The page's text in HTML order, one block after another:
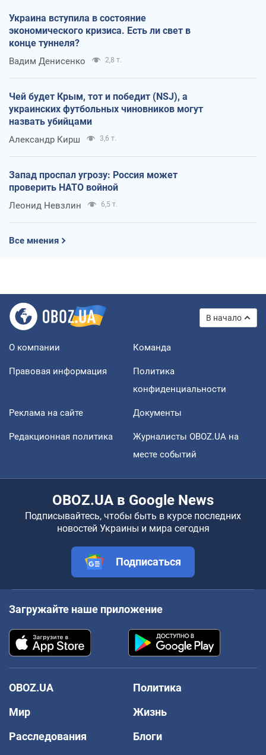
Украина вступила в состояние
экономического кризиса. Есть ли свет в
конце туннеля?
Вадим Денисенко 2,8 т.
Чей будет Крым, тот и победит (NSJ), а
украинских футбольных чиновников могут
назвать убийцами
Александр Кирш 3,6 т.
Запад проспал угрозу: Россия может
проверить НАТО войной
Леонид Невзлин 6,5 т.
Все мнения
В начало
О компании Команда
Правовая информация
Политика
конфиденциальности
Реклама на сайте Документы
Редакционная политика
Журналисты OBOZ.UA на
месте событий
OBOZ.UA в Google News
Подписывайтесь, чтобы быть в курсе последних
новостей Украины и мира сегодня
Подписаться
Загружайте наше приложение
OBOZ.UA
Политика
Мир
Жизнь
Расследования
Блоги